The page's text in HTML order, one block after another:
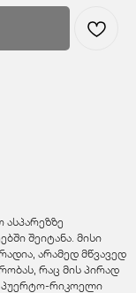
შეიტანა. მისი
არამედ მწვავედ
რაც მის პირად
პუერტო-რიკოელი